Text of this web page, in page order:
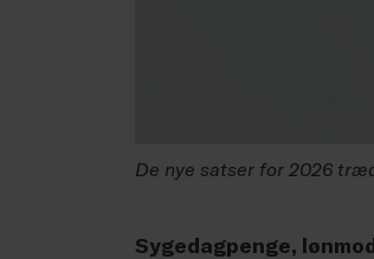
De nye satser for 2026
Sygedagpenge,